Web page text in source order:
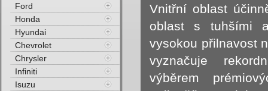
Vnitřní oblast
oblast s tuhšími
vysokou přilnavost
vyznačuje
výběrem
Ford
Honda
Hyundai
Chevrolet
Chrysler
Infiniti
Isuzu